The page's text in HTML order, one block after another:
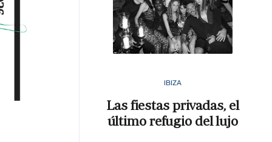
IBIZA
Las fiestas privadas, el
último refugio del lujo